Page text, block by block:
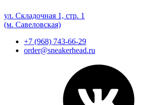
ул. Складочная 1, стр. 1
(м. Савеловская)
+7 (968) 743-66-29
order@sneakerhead.ru